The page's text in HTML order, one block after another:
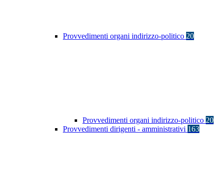
Provvedimenti organi indirizzo-politico 20
Provvedimenti organi indirizzo-politico 20
Provvedimenti dirigenti - amministrativi 163